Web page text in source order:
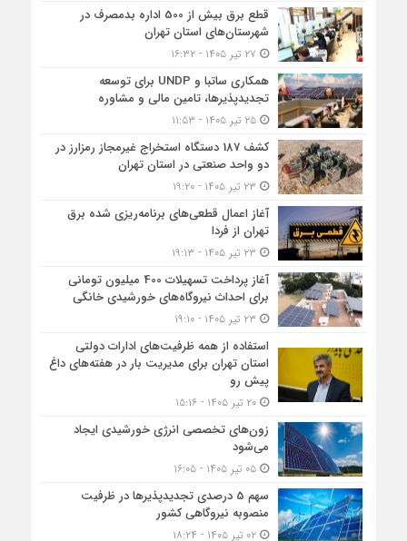
قطع برق بیش از 500 اداره بدمصرف در
شهرستان‌های استان تهران
همکاری ساتبا و UNDP برای توسعه
تجدیدپذیرها، تامین مالی و مشاوره
۲۵ تیر ۱۴۰۵ - ۱۱:۵۳
کشف 187 دستگاه استخراج غیرمجاز رمزارز در
دو واحد صنعتی در استان تهران
آغاز اعمال قطعی‌های برنامه‌ریزی شده برق
تهران از فردا
آغاز پرداخت تسهیلات 400 میلیون تومانی
برای احداث نیروگاه‌های خورشیدی خانگی
استفاده از همه ظرفیت‌های ادارات دولتی
استان تهران برای مدیریت بار در هفته‌های داغ
پیش رو
۲۰ تیر ۱۴۰۵ - ۱۵:۱۶
زون‌های تخصصی انرژی خورشیدی ایجاد
می‌شود
۰۵ تیر ۱۴۰۵ - ۱۶:۰۵
سهم 5 درصدی تجدیدپذیرها در ظرفیت
منصوبه نیروگاهی کشور
۰۲ تیر ۱۴۰۵ - ۱۸:۲۴